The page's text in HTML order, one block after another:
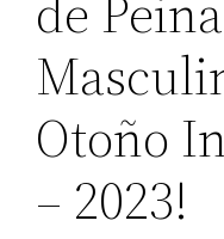
Otoño
– 2023!